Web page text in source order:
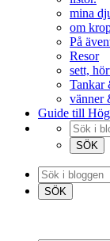
mina
om
På
Resor
sett,
Tankar
vänner
Guide till